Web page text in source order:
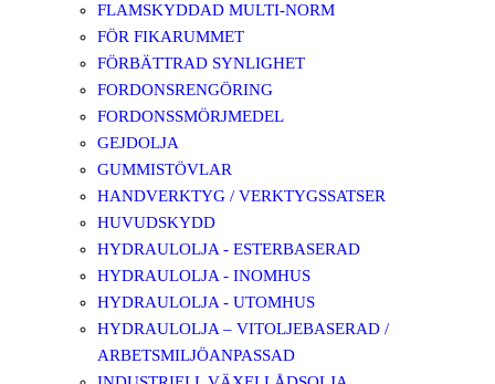
FLAMSKYDDAD MULTI-NORM
FÖR FIKARUMMET
FÖRBÄTTRAD SYNLIGHET
FORDONSRENGÖRING
FORDONSSMÖRJMEDEL
GEJDOLJA
GUMMISTÖVLAR
HANDVERKTYG / VERKTYGSSATSER
HUVUDSKYDD
HYDRAULOLJA - ESTERBASERAD
HYDRAULOLJA - INOMHUS
HYDRAULOLJA - UTOMHUS
HYDRAULOLJA – VITOLJEBASERAD /
ARBETSMILJÖANPASSAD